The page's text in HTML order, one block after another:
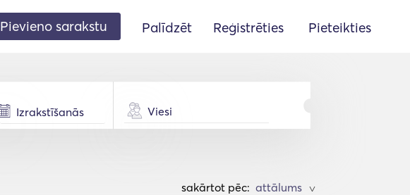
Pievieno sarakstu Palīdzēt Reģistrēties Pieteikties
Viesi
sakārtot pēc: >